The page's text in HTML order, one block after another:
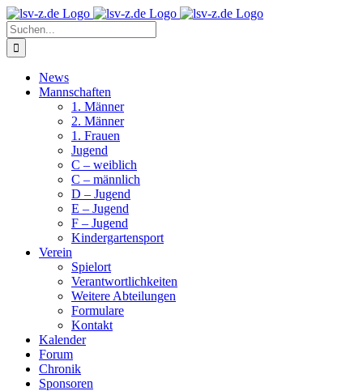
Zum
Inhalt
springen
Suche
nach:
News
Mannschaften
1. Männer
2. Männer
1. Frauen
Jugend
C – weiblich
C – männlich
D – Jugend
E – Jugend
F – Jugend
Kindergartensport
Verein
Spielort
Verantwortlichkeiten
Weitere Abteilungen
Formulare
Kontakt
Kalender
Forum
Chronik
Sponsoren